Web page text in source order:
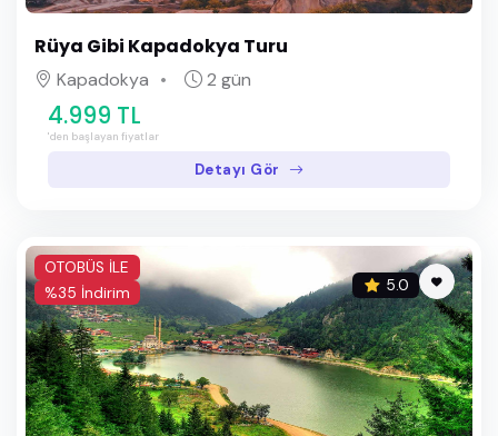
Rüya Gibi Kapadokya Turu
Kapadokya 2 gün
4.999 TL
'den başlayan fiyatlar
Detayı Gör
OTOBÜS İLE
%35 İndirim
5.0